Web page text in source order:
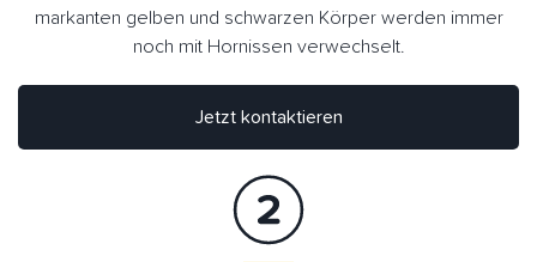
markanten gelben und schwarzen Körper werden immer
noch mit Hornissen verwechselt.
Jetzt kontaktieren